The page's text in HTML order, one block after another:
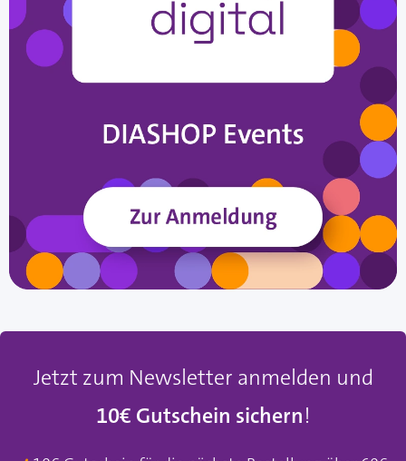
Jetzt zum Newsletter anmelden und
10€ Gutschein sichern!